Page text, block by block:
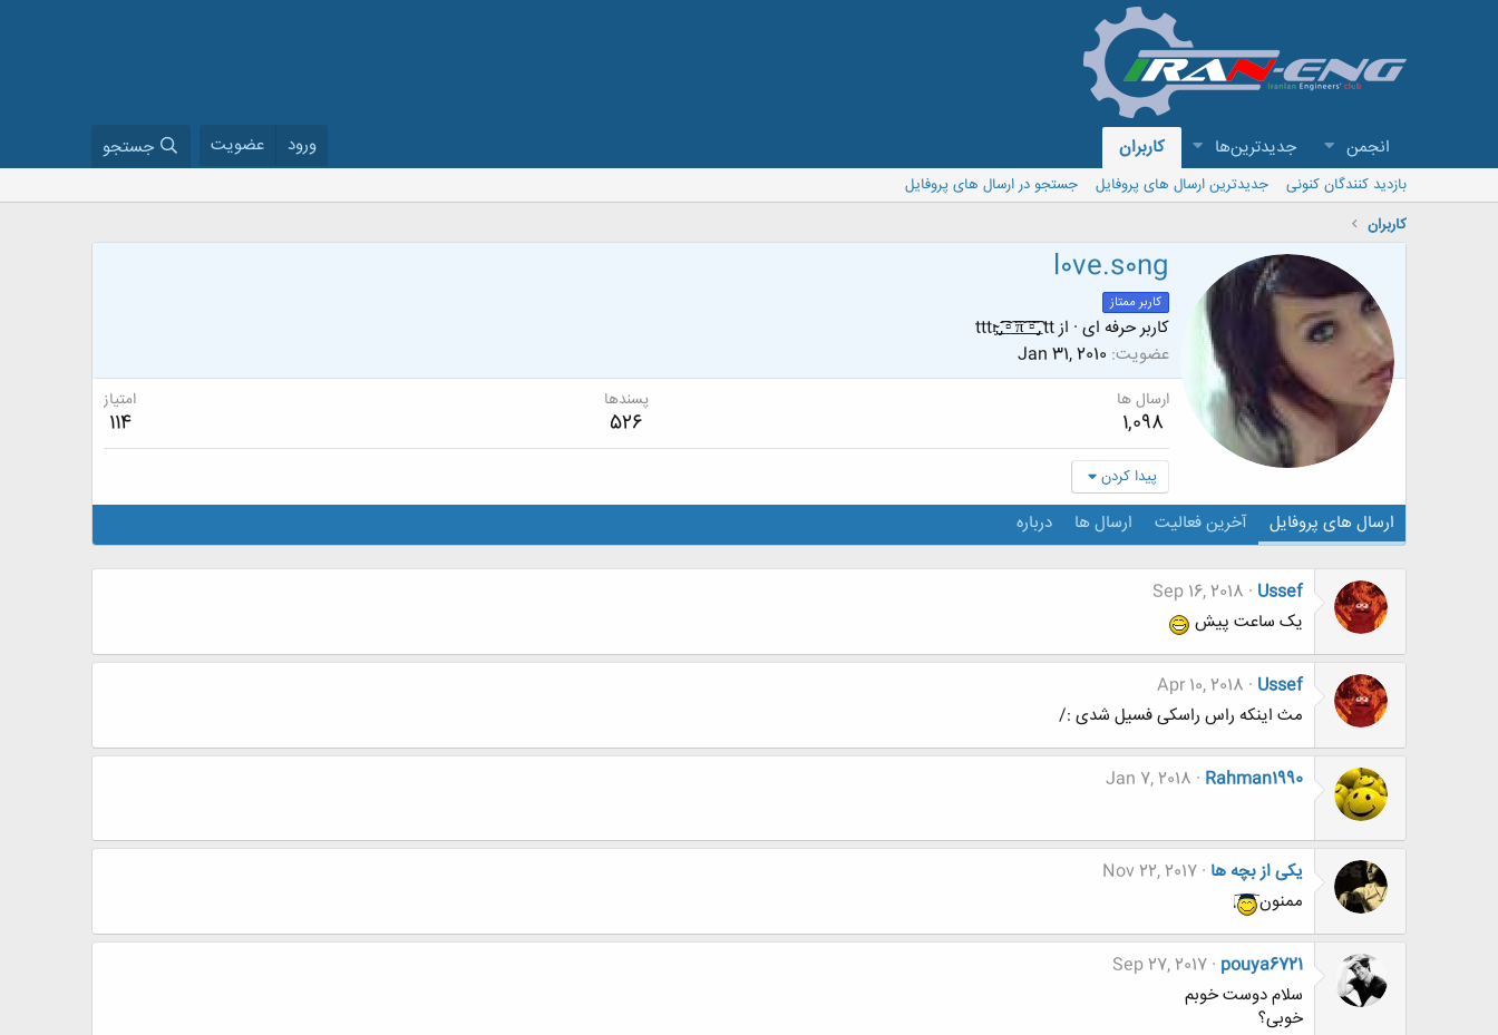
انجمن جدیدترین‌ها کاربران ورود عضویت جستجو
بازدید کنندگان کنونی جدیدترین ارسال های پروفایل
جستجو در ارسال های پروفایل
کاربران
l0ve.s0ng
کاربر ممتاز
کاربر حرفه ای · ازtttı̴̴̡ ̡̡̲̲̲͡͡͡͡ ̲▫̲͡ ̲̲̲͡͡π̲̲͡͡ ̲̲͡▫̲̲͡͡ ̡̡̡̲ tt
عضویت Jan 31, 2010
ارسال ها
1,098
پسندها
526
امتیاز
114
پیدا کردن
ارسال های پروفایل آخرین فعالیت ارسال ها درباره
Ussef
Sep 16, 2018
یک ساعت پیش
Ussef
Apr 10, 2018
مث اینکه راس راسکی فسیل شدی :/
Rahman1990
Jan 7, 2018
یکی از بچه ها Nov 22, 2017
ممنون
pouya6721
Sep 27, 2017
سلام دوست خوبم
خوبی؟